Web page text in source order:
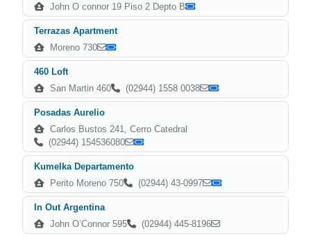
John O connor 19 Piso 2 Depto B
Terrazas Apartment
Moreno 730
460 Loft
San Martin 460
(02944) 1558 0038
Posadas Aurelio
Carlos Bustos 241, Cerro Catedral
(02944) 154536080
Kumelka Departamento
Perito Moreno 750
(02944) 43-0997
In Out Argentina
John O’Connor 595
(02944) 445-8196